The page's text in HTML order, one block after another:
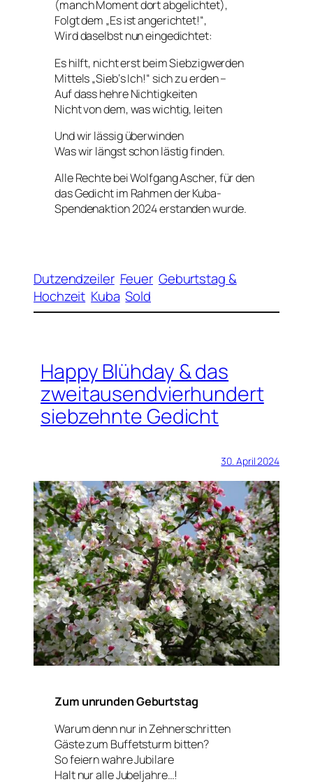
(manch Moment dort abgelichtet),
Folgt dem „Es ist angerichtet!“,
Wird daselbst nun eingedichtet:
Es hilft, nicht erst beim Siebzigwerden
Mittels „Sieb‘s Ich!“ sich zu erden –
Auf dass hehre Nichtigkeiten
Nicht von dem, was wichtig, leiten
Und wir lässig überwinden
Was wir längst schon lästig finden.
Alle Rechte bei Wolfgang Ascher, für den
das Gedicht im Rahmen der Kuba-
Spendenaktion 2024 erstanden wurde.
Dutzendzeiler Feuer Geburtstag &
Hochzeit Kuba Sold
Happy Blühday & das
zweitausendvierhundert
siebzehnte Gedicht
30. April 2024
Zum unrunden Geburtstag
Warum denn nur in Zehnerschritten
Gäste zum Buffetsturm bitten?
So feiern wahre Jubilare
Halt nur alle Jubeljahre…!